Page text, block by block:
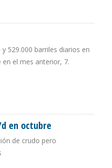
529.000 barriles diarios en
el mes anterior, 7.
en octubre
de crudo pero